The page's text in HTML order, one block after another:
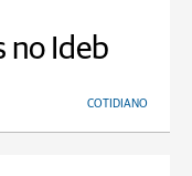
no Ideb
COTIDIANO